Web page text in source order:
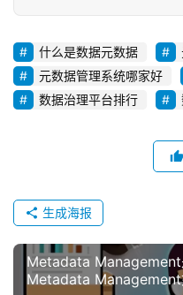
什么是数据元数据
元数据管理系统哪家好
数据治理平台排行
生成海报
Metadata
Metadata